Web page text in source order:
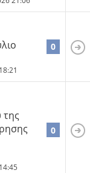
18:21
0
14:45
0